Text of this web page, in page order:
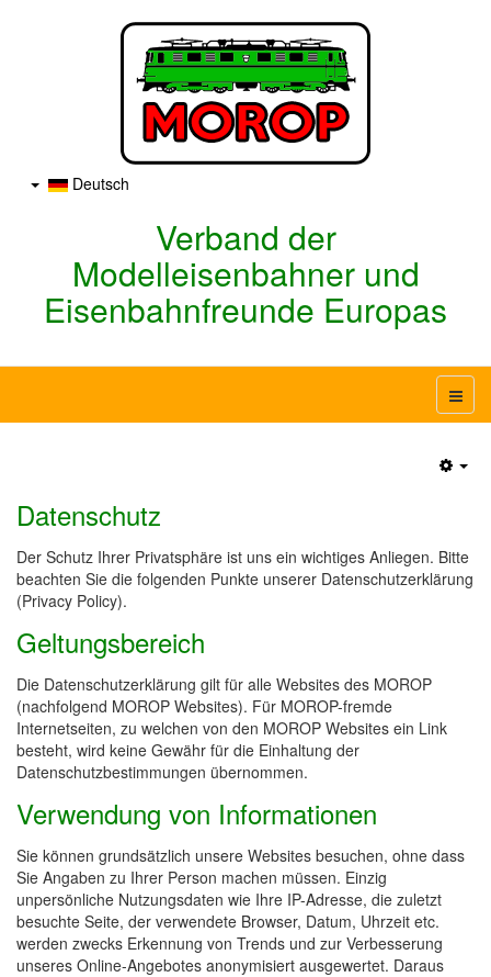
Deutsch
Verband der
Modelleisenbahner und
Eisenbahnfreunde Europas
Datenschutz
Der Schutz Ihrer Privatsphäre ist uns ein wichtiges Anliegen. Bitte
beachten Sie die folgenden Punkte unserer Datenschutzerklärung
(Privacy Policy).
Geltungsbereich
Die Datenschutzerklärung gilt für alle Websites des MOROP
(nachfolgend MOROP Websites). Für MOROP-fremde
Internetseiten, zu welchen von den MOROP Websites ein Link
besteht, wird keine Gewähr für die Einhaltung der
Datenschutzbestimmungen übernommen.
Verwendung von Informationen
Sie können grundsätzlich unsere Websites besuchen, ohne dass
Sie Angaben zu Ihrer Person machen müssen. Einzig
unpersönliche Nutzungsdaten wie Ihre IP-Adresse, die zuletzt
besuchte Seite, der verwendete Browser, Datum, Uhrzeit etc.
werden zwecks Erkennung von Trends und zur Verbesserung
unseres Online-Angebotes anonymisiert ausgewertet. Daraus